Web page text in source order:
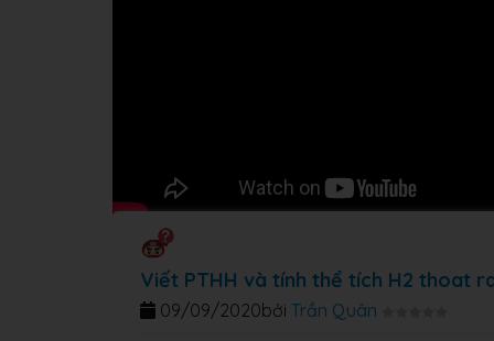
Viết PTHH và tính thể tích H2 thoat
bởi Trần Quân
09/09/2020